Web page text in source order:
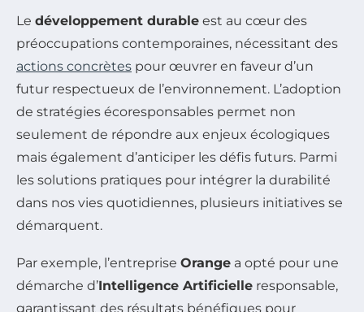
Le développement durable est au cœur des
préoccupations contemporaines, nécessitant des
actions concrètes pour œuvrer en faveur d’un
futur respectueux de l’environnement. L’adoption
de stratégies écoresponsables permet non
seulement de répondre aux enjeux écologiques
mais également d’anticiper les défis futurs. Parmi
les solutions pratiques pour intégrer la durabilité
dans nos vies quotidiennes, plusieurs initiatives se
démarquent.
Par exemple, l’entreprise Orange a opté pour une
démarche d’Intelligence Artificielle responsable,
garantissant des résultats bénéfiques pour